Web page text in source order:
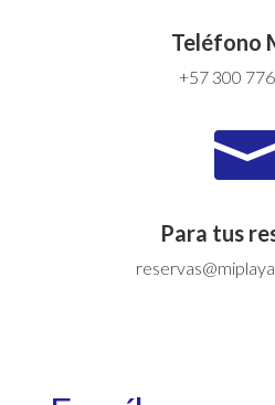
Teléfono
+57 300
Para tus